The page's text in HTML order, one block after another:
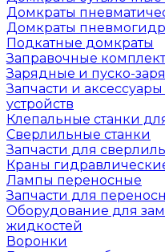
Домкраты
Домкраты
Подкатные домкраты
Заправочные
Зарядные и пуско-
Запчасти и
устройств
Клепальные станки
Сверлильные станки
Запчасти для
Краны
Лампы переносные
Запчасти для
Оборудование для
жидкостей
Воронки